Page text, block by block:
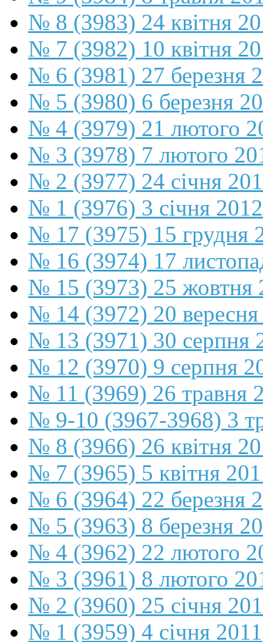
№ 8 (3983) 24 квітня
№ 7 (3982) 10 квітня
№ 6 (3981) 27 березня
№ 5 (3980) 6 березня
№ 4 (3979) 21 лютого
№ 3 (3978) 7 лютого
№ 2 (3977) 24 січня
№ 1 (3976) 3 січня 2012
№ 17 (3975) 15 грудня
№ 16 (3974) 17
№ 15 (3973) 25 жовтня
№ 14 (3972) 20 вересня
№ 13 (3971) 30 серпня
№ 12 (3970) 9 серпня
№ 11 (3969) 26 травня
№ 9-10 (3967-3968) 3
№ 8 (3966) 26 квітня
№ 7 (3965) 5 квітня
№ 6 (3964) 22 березня
№ 5 (3963) 8 березня
№ 4 (3962) 22 лютого
№ 3 (3961) 8 лютого
№ 2 (3960) 25 січня
№ 1 (3959) 4 січня 2011